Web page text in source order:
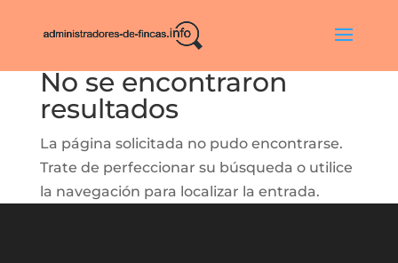
No se encontraron
resultados
La página solicitada no pudo encontrarse.
Trate de perfeccionar su búsqueda o utilice
la navegación para localizar la entrada.